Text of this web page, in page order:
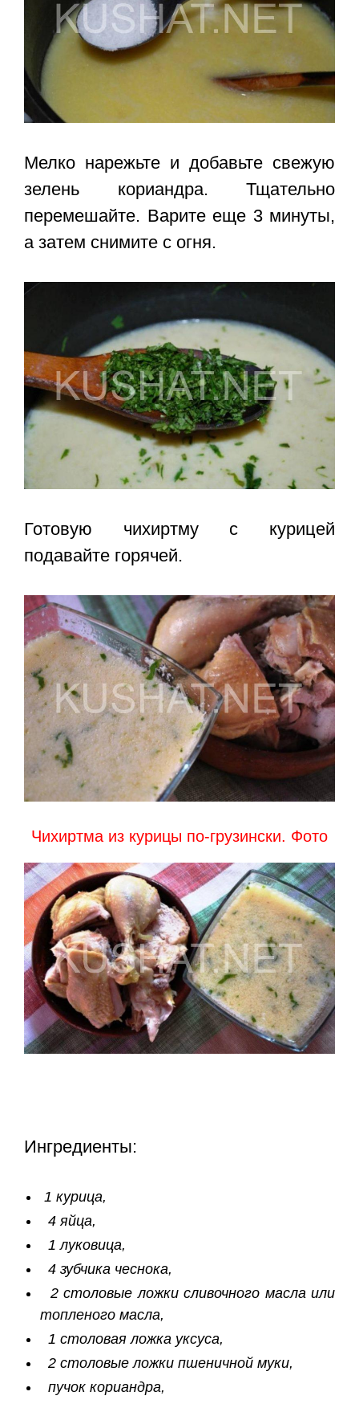
Мелко нарежьте и добавьте свежую
зелень кориандра. Тщательно
перемешайте. Варите еще 3 минуты,
а затем снимите с огня.
Готовую чихиртму с курицей
подавайте горячей.
Чихиртма из курицы по-грузински. Фото
Ингредиенты:
1 курица,
4 яйца,
1 луковица,
4 зубчика чеснока,
2 столовые ложки сливочного масла или
топленого масла,
1 столовая ложка уксуса,
2 столовые ложки пшеничной муки,
пучок кориандра,